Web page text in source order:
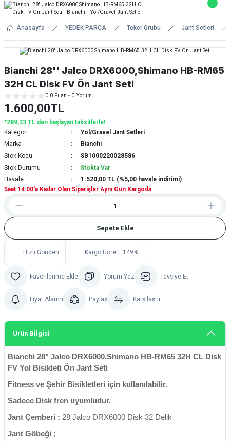
Anasayfa YEDEK PARÇA Teker Grubu Jant Setleri
Bianchi 28'' Jalco DRX6000,Shimano HB-RM65
32H CL Disk FV Ön Jant Seti
0.0 Puan - 0 Yorum
1.600,00TL
*289,33 TL den başlayan taksitlerle!
Kategori
Yol/Gravel Jant Setleri
Marka
Bianchi
Stok Kodu
SB1000220028586
Stok Durumu
Stokta Var
Havale
1.520,00 TL (%5,00 havale indirimi)
Saat 14:00'a Kadar Olan Siparişler Aynı Gün Kargoda
Sepete Ekle
Hızlı Gönderi Kargo Ücreti: 149 ₺
Yorum Yaz Tavsiye Et
Fiyat Alarmı Paylaş Karşılaştır
Ürün Bilgisi
Bianchi 28" Jalco DRX6000,Shimano HB-RM65 32H CL Disk
FV Yol Bisikleti Ön Jant Seti
Fitness ve Şehir Bisikletleri için kullanılabilir.
Sadece Disk fren uyumludur.
Jant Çemberi : 28 Jalco DRX6000 Disk 32 Delik
Jant Göbeği ;